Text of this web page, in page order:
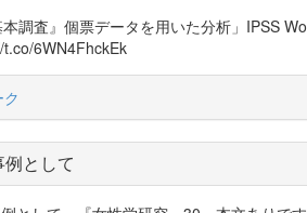
調査』個票データを用いた分析」IPSS
6WN4FhckEk
として